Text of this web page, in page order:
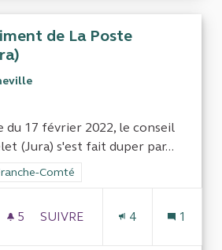
de La Poste
du 17 février 2022, le conseil
(Jura) s'est fait duper par...
de la catégorie : CRC Bourgogne
Comté
5 5 ABONNÉS
SUIVRE
4 1